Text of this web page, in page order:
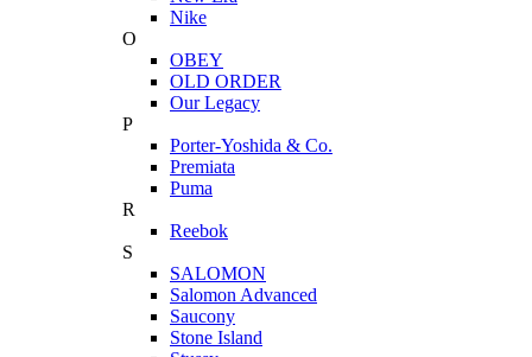
Nike
O
OBEY
OLD ORDER
Our Legacy
P
Porter-Yoshida & Co.
Premiata
Puma
R
Reebok
S
SALOMON
Salomon Advanced
Saucony
Stone Island